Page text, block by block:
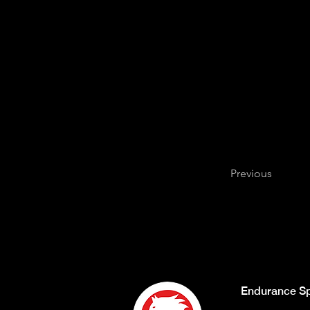
Previous
Endurance